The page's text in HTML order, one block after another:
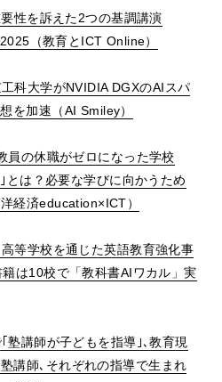
性を訴えた2つの基調講演
（教育と ICT Online）
科大学がNVIDIA DGXのAI スパ
を加速（AI Smiley）
員の休職がゼロになった学校
｣とは？必要な学びに向かうため
経済education×ICT）
等学校を通じた英語教育強化事
は10校で「教科書AIワカル」実
塾講師が子どもを指導｣､教育現
講師､それぞれの指導で生まれ